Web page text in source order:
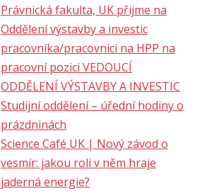
Právnická fakulta, UK přijme na
Oddělení výstavby a investic
pracovníka/pracovnici na HPP na
pracovní pozici VEDOUCÍ
ODDĚLENÍ VÝSTAVBY A INVESTIC
Studijní oddělení – úřední hodiny o
prázdninách
Science Café UK | Nový závod o
vesmír: jakou roli v něm hraje
jaderná energie?